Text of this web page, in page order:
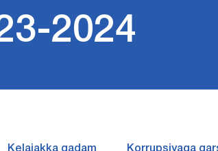
2024
Kelajakka qadam Korrupsiyaga